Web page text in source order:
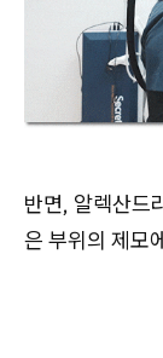
반면, 알렉산드
은 부위의 제모